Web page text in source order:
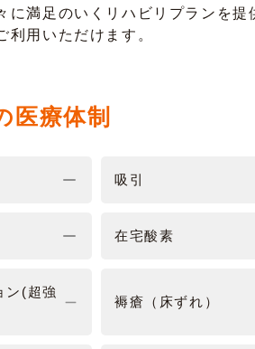
満足のいくリハビリプランを
用いただけます。
医療体制
吸引
在宅酸素
ン(超強
褥瘡（床ずれ）